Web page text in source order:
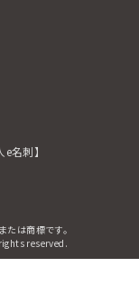
名刺】
は商標です。
reserved.